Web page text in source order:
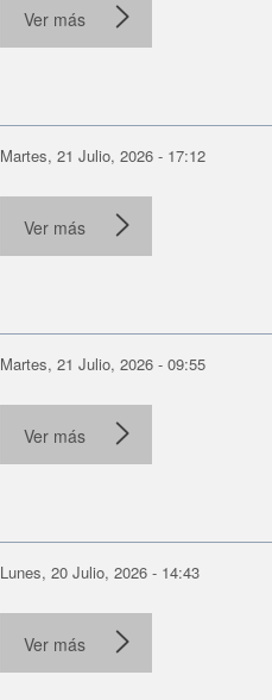
Ver más
Martes, 21 Julio, 2026 - 17:12
Ver más
Martes, 21 Julio, 2026 - 09:55
Ver más
Lunes, 20 Julio, 2026 - 14:43
Ver más